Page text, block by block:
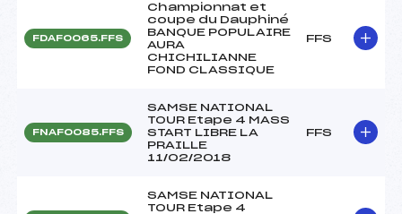
FDAF0065.FFS
Championnat et
coupe du Dauphiné
BANQUE POPULAIRE
AURA
CHICHILIANNE
FOND CLASSIQUE
FFS
FNAF0085.FFS
SAMSE NATIONAL
TOUR Etape 4 MASS
START LIBRE LA
PRAILLE
11/02/2018
FFS
SAMSE NATIONAL
TOUR Etape 4